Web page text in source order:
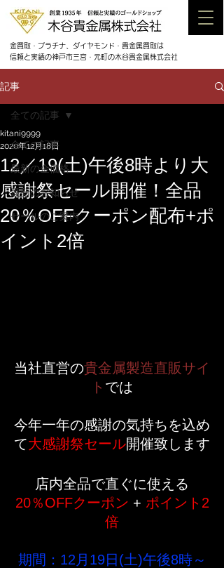
金買取・プラチナ、ダイヤモンド・貴金属買取は
信頼と実績の神戸市三宮・元町の木谷貴金属株式会社
記事
全ての記事
最新の金価格
最新のお知らせ
セールのご案内
全ての記事
12／19(土)午後8時より大
感謝祭セール開催！全品
20％OFFクーポン配布+ポ
イント2倍
kitani9999
2020年12月18日
当社直営の貴金属製造直販サイ
ト では
今年一年の感謝の気持ちを込め
て大感謝祭セール開催致します
店内全品で直ぐに使える
20％OFFクーポン + ポイント2
倍
期間：12月19日(土)午後8時～